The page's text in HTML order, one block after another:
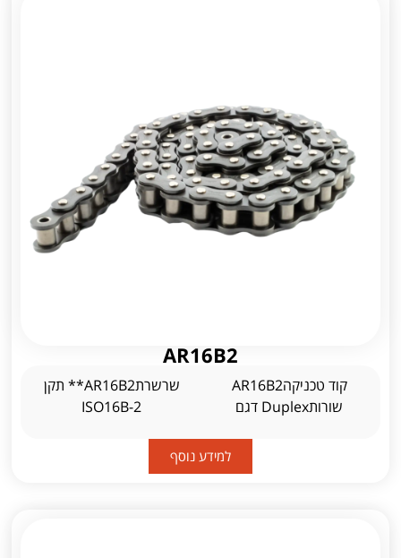
AR16B2
קוד טכניקהAR16B2
שורותDuplex דגם
שרשרתAR16B2** תקן
ISO16B-2
למידע נוסף